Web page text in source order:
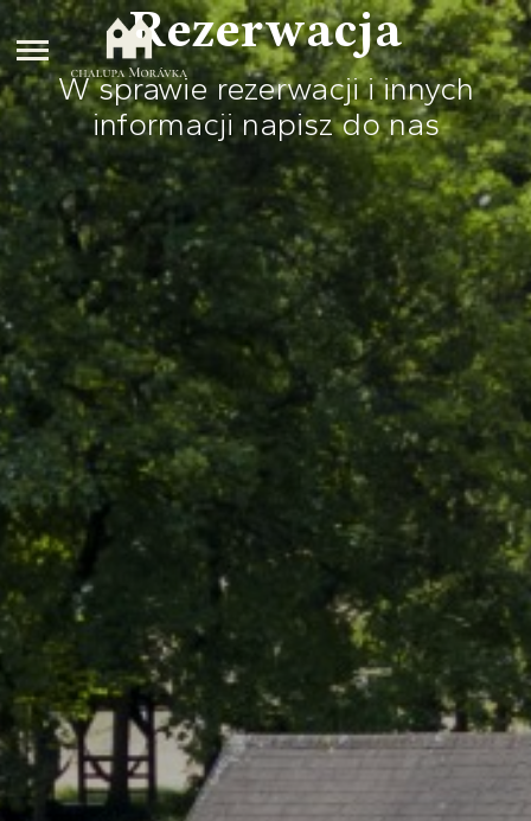
Rezerwacja
W sprawie rezerwacji i innych
informacji napisz do nas